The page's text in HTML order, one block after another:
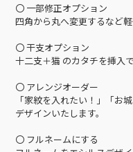
〇 一部修正オプション
四角から丸へ変更するなど軽
〇 干支オプション
十二支＋猫 のカタチを挿入で
〇 アレンジオーダー
「家紋を入れたい！」「お
デザインいたします。
〇 フルネームにする